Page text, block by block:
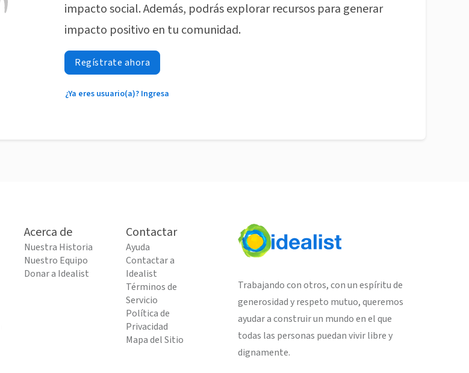
impacto social. Además, podrás explorar recursos para generar
impacto positivo en tu comunidad.
Regístrate ahora
¿Ya eres usuario(a)? Ingresa
Acerca de
Nuestra Historia
Nuestro Equipo
Donar a Idealist
Contactar
Ayuda
Contactar a
Idealist
Términos de
Servicio
Política de
Privacidad
Mapa del Sitio
Trabajando con otros, con un espíritu de
generosidad y respeto mutuo, queremos
ayudar a construir un mundo en el que
todas las personas puedan vivir libre y
dignamente.